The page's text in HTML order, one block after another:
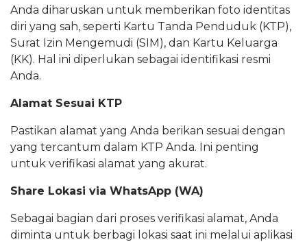
Anda diharuskan untuk memberikan foto identitas
diri yang sah, seperti Kartu Tanda Penduduk (KTP),
Surat Izin Mengemudi (SIM), dan Kartu Keluarga
(KK). Hal ini diperlukan sebagai identifikasi resmi
Anda.
Alamat Sesuai KTP
Pastikan alamat yang Anda berikan sesuai dengan
yang tercantum dalam KTP Anda. Ini penting
untuk verifikasi alamat yang akurat.
Share Lokasi via WhatsApp (WA)
Sebagai bagian dari proses verifikasi alamat, Anda
diminta untuk berbagi lokasi saat ini melalui aplikasi